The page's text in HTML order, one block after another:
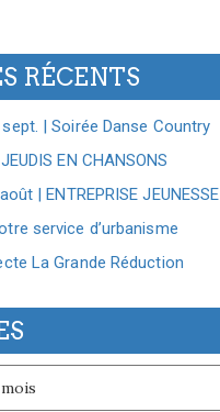
RÉCENTS
| Soirée Danse Country
EN CHANSONS
| ENTREPRISE JEUNESSE
service d’urbanisme
La Grande Réduction